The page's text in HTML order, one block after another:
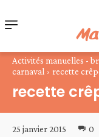
Activités manuelles -
carnaval
recette
recette
25 janvier 2015 0